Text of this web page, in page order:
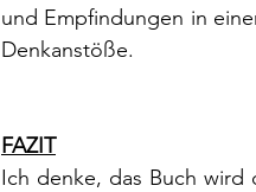
und Empfindungen in
Denkanstöße.
FAZIT
Ich denke, das Buch wird